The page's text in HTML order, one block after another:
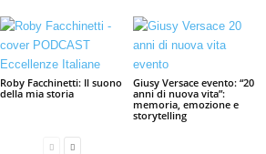
Roby Facchinetti: Il suono
della mia storia
Giusy Versace evento: “20
anni di nuova vita”:
memoria, emozione e
storytelling